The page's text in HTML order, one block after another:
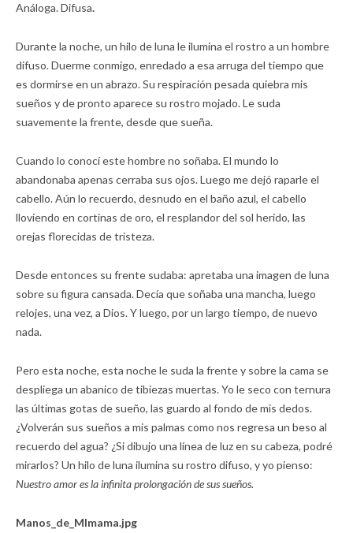
Análoga. Difusa.
Durante la noche, un hilo de luna le ilumina el rostro a un hombre
difuso. Duerme conmigo, enredado a esa arruga del tiempo que
es dormirse en un abrazo. Su respiración pesada quiebra mis
sueños y de pronto aparece su rostro mojado. Le suda
suavemente la frente, desde que sueña.
Cuando lo conocí este hombre no soñaba. El mundo lo
abandonaba apenas cerraba sus ojos. Luego me dejó raparle el
cabello. Aún lo recuerdo, desnudo en el baño azul, el cabello
lloviendo en cortinas de oro, el resplandor del sol herido, las
orejas florecidas de tristeza.
Desde entonces su frente sudaba: apretaba una imagen de luna
sobre su figura cansada. Decía que soñaba una mancha, luego
relojes, una vez, a Dios. Y luego, por un largo tiempo, de nuevo
nada.
Pero esta noche, esta noche le suda la frente y sobre la cama se
despliega un abanico de tibiezas muertas. Yo le seco con ternura
las últimas gotas de sueño, las guardo al fondo de mis dedos.
¿Volverán sus sueños a mis palmas como nos regresa un beso al
recuerdo del agua? ¿Si dibujo una línea de luz en su cabeza, podré
mirarlos? Un hilo de luna ilumina su rostro difuso, y yo pienso:
Nuestro amor es la infinita prolongación de sus sueños.
Manos_de_MImama.jpg